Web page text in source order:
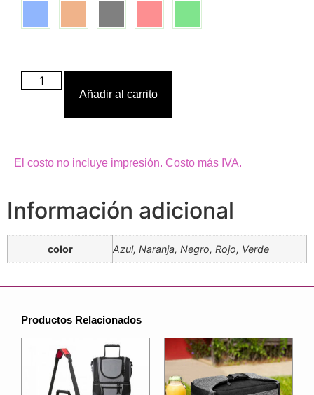
Añadir al carrito
El costo no incluye impresión. Costo más IVA.
Información adicional
color Azul, Naranja, Negro, Rojo, Verde
Productos Relacionados